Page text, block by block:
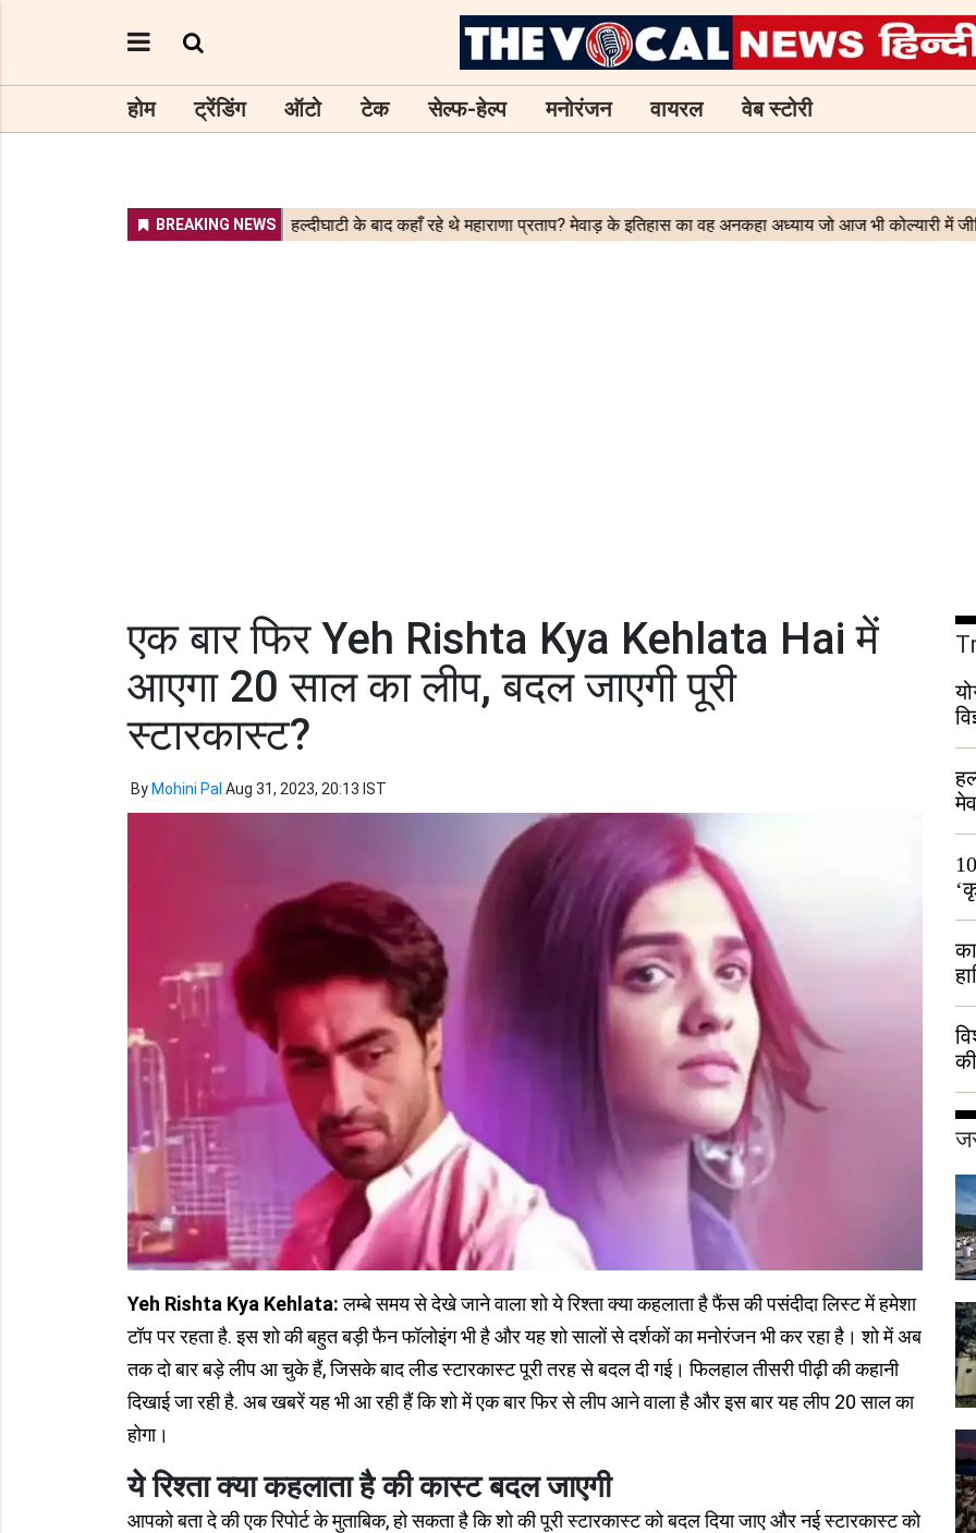
होम ट्रेंडिंग ऑटो टेक सेल्फ-हेल्प मनोरंजन वायरल वेब स्टोरी
एक बार फिर Yeh Rishta Kya Kehlata Hai में
आएगा 20 साल का लीप, बदल जाएगी पूरी
स्टारकास्ट?
By Mohini Pal Aug 31, 2023, 20:13 IST
Yeh Rishta Kya Kehlata:लम्बे समय से देखे जाने वाला शो ये रिश्ता क्या कहलाता है फैंस की पसंदीदा लिस्ट में हमेशा
टॉप पर रहता है. इस शो की बहुत बड़ी फैन फॉलोइंग भी है और यह शो सालों से दर्शकों का मनोरंजन भी कर रहा है। शो में अब
तक दो बार बड़े लीप आ चुके हैं, जिसके बाद लीड स्टारकास्ट पूरी तरह से बदल दी गई। फिलहाल तीसरी पीढ़ी की कहानी
दिखाई जा रही है. अब खबरें यह भी आ रही हैं कि शो में एक बार फिर से लीप आने वाला है और इस बार यह लीप 20 साल का
होगा।
ये रिश्ता क्या कहलाता है की कास्ट बदल जाएगी
आपको बता दे की एक रिपोर्ट के मुताबिक, हो सकता है कि शो की पूरी स्टारकास्ट को बदल दिया जाए और नई स्टारकास्ट को
हुई